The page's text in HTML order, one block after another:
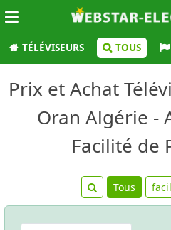
TÉLÉVISEURS TOUS
Prix et Achat
Oran Algérie -
Facilité de
Tous